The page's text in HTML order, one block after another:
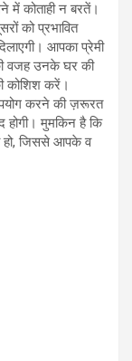
में कोताही न बरतें।
को प्रभावित
आपका प्रेमी
वजह उनके घर की
कोशिश करें।
करने की ज़रूरत
मुमकिन है कि
हो, जिससे आपके व